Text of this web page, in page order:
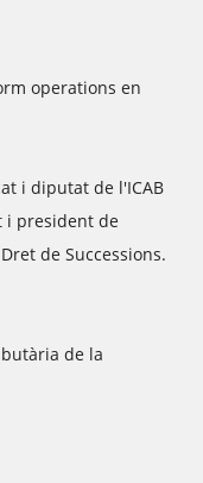
operations en
i diputat de l'ICAB
i president de
de Successions.
de la